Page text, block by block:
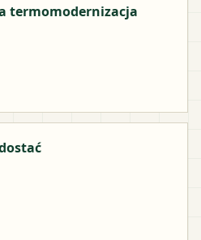
termomodernizacja